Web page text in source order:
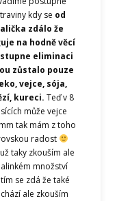
kdy se od
zdálo že
na hodně věcí
eliminaci
zůstalo pouze
vejce, sója,
kureci. Teď v 8
může vejce
tak mám z toho
radost
taky zkouším ale
množství
se zdá že také
ale zkouším